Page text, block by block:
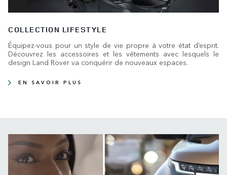
COLLECTION LIFESTYLE
Équipez-vous pour un style de vie propre à votre état d’esprit.
Découvrez les accessoires et les vêtements avec lesquels le
design Land Rover va conquérir de nouveaux espaces.
EN SAVOIR PLUS